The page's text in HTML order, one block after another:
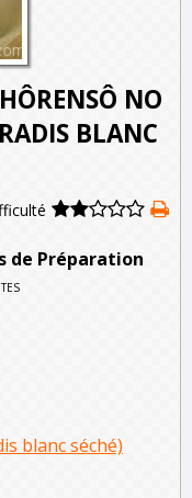
NO
BLANC
de Préparation
blanc séché)